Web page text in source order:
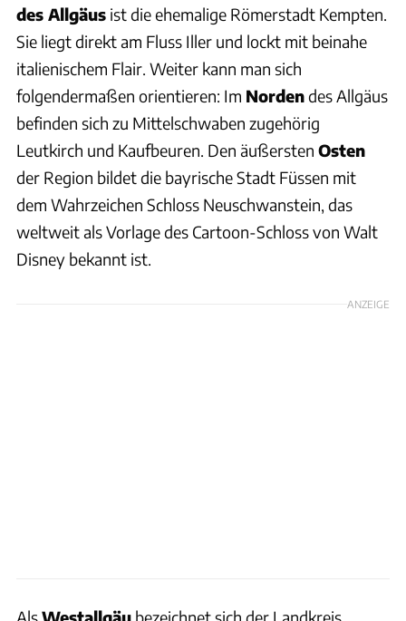
des Allgäus ist die ehemalige Römerstadt Kempten.
Sie liegt direkt am Fluss Iller und lockt mit beinahe
italienischem Flair. Weiter kann man sich
folgendermaßen orientieren: Im Nordendes Allgäus
befinden sich zu Mittelschwaben zugehörig
Leutkirch und Kaufbeuren. Den äußersten Osten
der Region bildet die bayrische Stadt Füssen mit
dem Wahrzeichen Schloss Neuschwanstein, das
weltweit als Vorlage des Cartoon-Schloss von Walt
Disney bekannt ist.
ANZEIGE
AlsWestallgäu bezeichnet sich der Landkreis